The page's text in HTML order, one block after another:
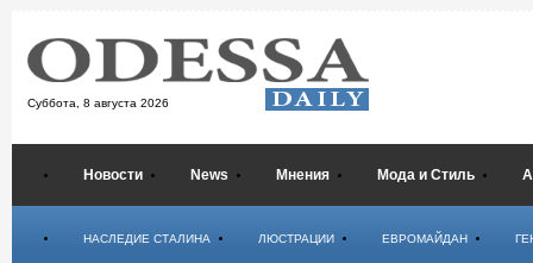
Суббота, 8 августа 2026
Новости News Мнения Мода и Стиль
НАСЛЕДИЕ СТАЛИНА ЛЮСТРАЦИИ ЕВРОМАЙДАН